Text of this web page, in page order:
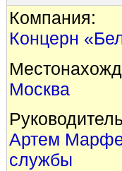
Компания:
Концерн
Москва
Артем
службы